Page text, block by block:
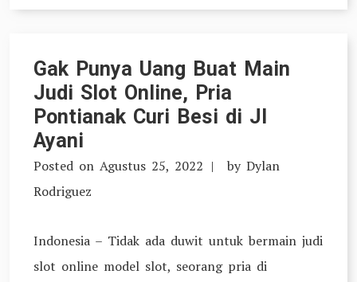
Gak Punya Uang Buat Main
Judi Slot Online, Pria
Pontianak Curi Besi di Jl
Ayani
Posted on Agustus 25, 2022 by Dylan
Rodriguez
Indonesia – Tidak ada duwit untuk bermain judi
slot online model slot, seorang pria di